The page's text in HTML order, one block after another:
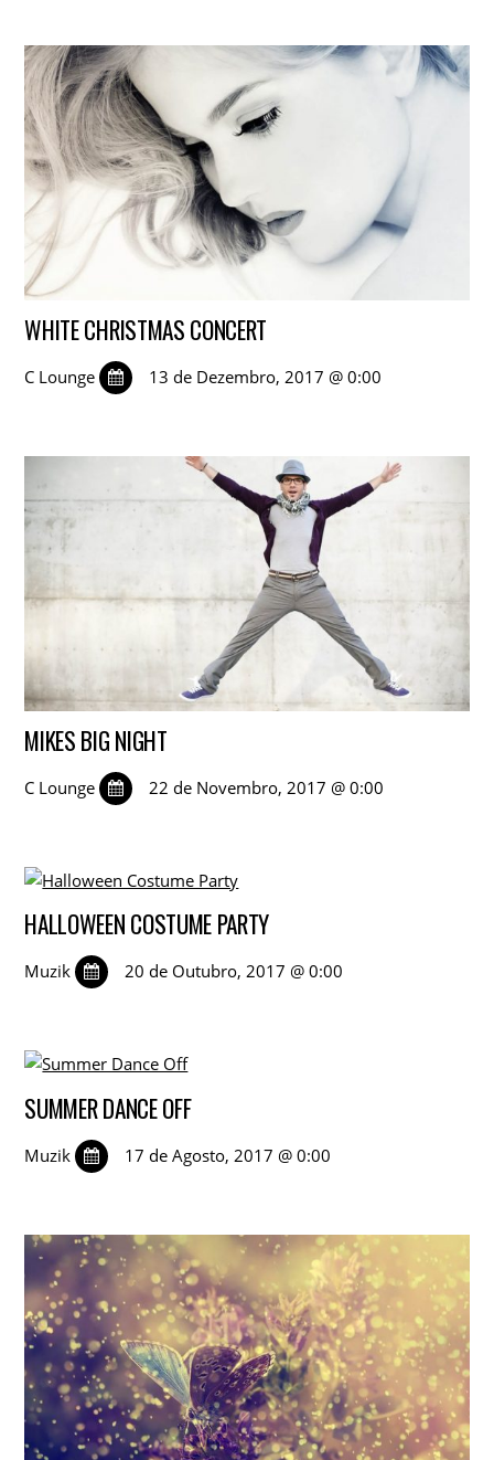
WHITE CHRISTMAS CONCERT
C Lounge 13 de Dezembro, 2017 @ 0:00
MIKES BIG NIGHT
C Lounge 22 de Novembro, 2017 @ 0:00
HALLOWEEN COSTUME PARTY
Muzik 20 de Outubro, 2017 @ 0:00
SUMMER DANCE OFF
Muzik 17 de Agosto, 2017 @ 0:00